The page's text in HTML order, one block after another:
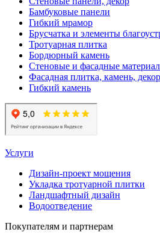
Бамбуковые панели
Гибкий мрамор
Брусчатка и элементы
Тротуарная плитка
Бордюрный камень
Стеновые и фасадные
Фасадная плитка, камень, декор
Гибкий камень
Услуги
Дизайн-проект мощения
Укладка тротуарной плитки
Ландшафтный дизайн
Водоотведение
Покупателям и партнерам